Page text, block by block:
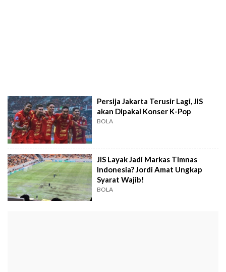
Persija Jakarta Terusir Lagi, JIS
akan Dipakai Konser K-Pop
BOLA
JIS Layak Jadi Markas Timnas
Indonesia? Jordi Amat Ungkap
Syarat Wajib!
BOLA